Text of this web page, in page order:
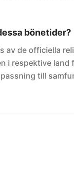
bönetider?
av de officiella
i respektive land
till